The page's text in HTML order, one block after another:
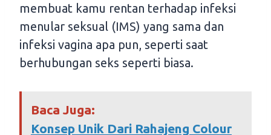
membuat kamu rentan terhadap infeksi
menular seksual (IMS) yang sama dan
infeksi vagina apa pun, seperti saat
berhubungan seks seperti biasa.
Baca Juga:
Konsep Unik Dari Rahajeng Colour